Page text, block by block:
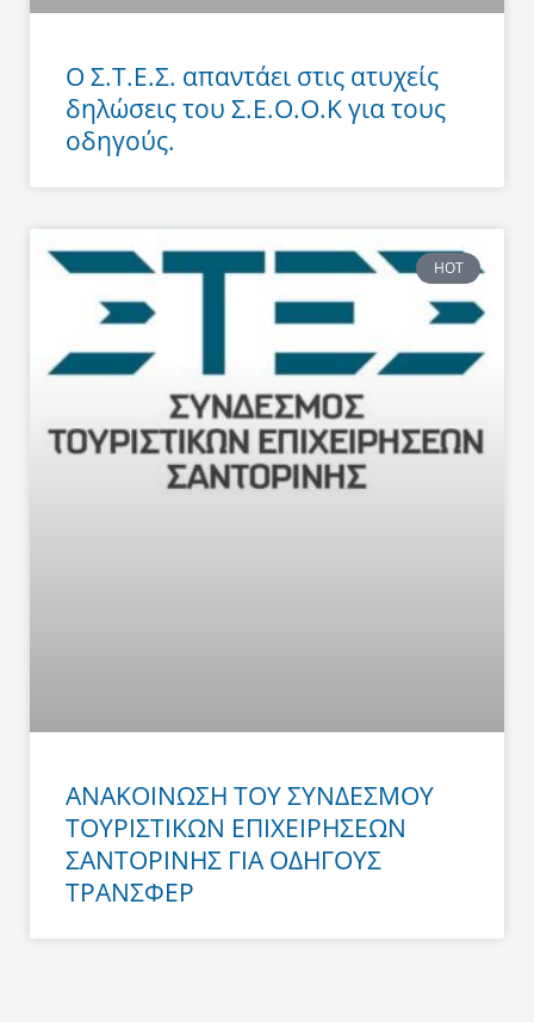
Ο Σ.Τ.Ε.Σ. απαντάει στις ατυχείς
δηλώσεις του Σ.Ε.Ο.Ο.Κ για τους
οδηγούς.
HOT
ΑΝΑΚΟΙΝΩΣΗ ΤΟΥ ΣΥΝΔΕΣΜΟΥ
ΤΟΥΡΙΣΤΙΚΩΝ ΕΠΙΧΕΙΡΗΣΕΩΝ
ΣΑΝΤΟΡΙΝΗΣ ΓΙΑ ΟΔΗΓΟΥΣ
ΤΡΑΝΣΦΕΡ